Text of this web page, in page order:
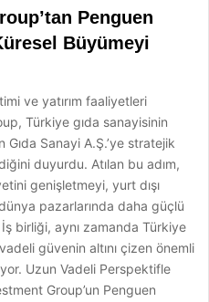
Penguen
Büyümeyi
ve yatırım faaliyetleri
Türkiye gıda sanayisinin
Sanayi A.Ş.’ye stratejik
duyurdu. Atılan bu adım,
genişletmeyi, yurt dışı
dünya pazarlarında daha güçlü
İş birliği, aynı zamanda Türkiye
güvenin altını çizen önemli
Uzun Vadeli Perspektifle
Group’un Penguen